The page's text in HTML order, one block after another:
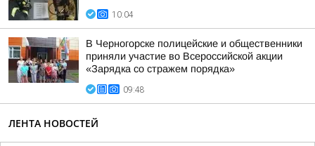
10:04
В Черногорске полицейские и общественники
приняли участие во Всероссийской акции
«Зарядка со стражем порядка»
09:48
ЛЕНТА НОВОСТЕЙ